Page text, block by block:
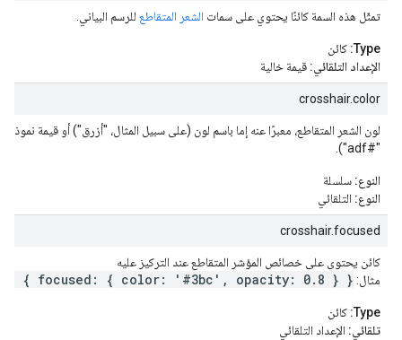
تمثّل هذه السمة كائنًا يحتوي على سمات الشعر المتقاطع للرسم البياني.
Type: كائن
الإعداد التلقائي: قيمة خالية
crosshair.color
لون الشعر المتقاطع، معبرًا عنه إما باسم لون (على سبيل المثال، "أزرق") أو قيمة
"#adf").
النوع: سلسلة
النوع: التلقائي
crosshair.focused
كائن يحتوي على خصائص المؤشر المتقاطع عند التركيز عليه
مثال: { focused: { color: '#3bc', opacity: 0.8 } }
Type: كائن
تلقائي: الإعداد التلقائي